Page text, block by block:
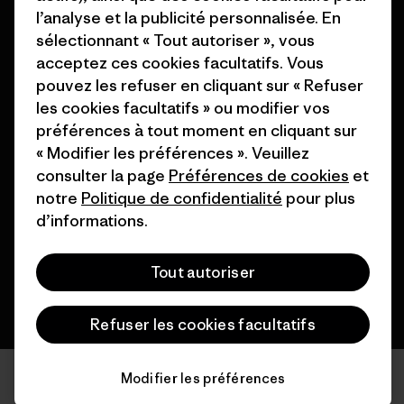
Nos magasins
site
© 2026 Patagonia, Inc. All Rights Reserved.
français
l’analyse et la publicité personnalisée. En
sélectionnant « Tout autoriser », vous
acceptez ces cookies facultatifs. Vous
pouvez les refuser en cliquant sur « Refuser
les cookies facultatifs » ou modifier vos
préférences à tout moment en cliquant sur
« Modifier les préférences ». Veuillez
consulter la page Préférences de cookies et
notre Politique de confidentialité pour plus
d’informations.
Tout autoriser
Refuser les cookies facultatifs
Modifier les préférences